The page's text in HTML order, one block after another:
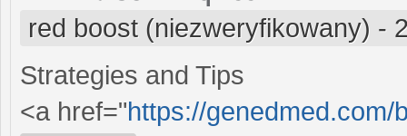
red boost (niezweryfikowany) -
Strategies and Tips
<a href="https://genedmed.com/